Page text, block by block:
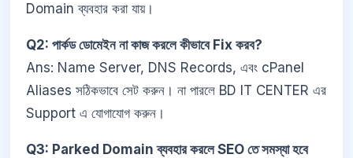
Domain ব্যবহার করা যায়।
Q2: পার্কড ডোমেইন না কাজ করলে কীভাবে Fix করব?
Ans: Name Server, DNS Records, এবং cPanel
Aliases সঠিকভাবে সেট করুন। না পারলে BD IT CENTER এর
Support এ যোগাযোগ করুন।
Q3: Parked Domain ব্যবহার করলে SEO তে সমস্যা হবে